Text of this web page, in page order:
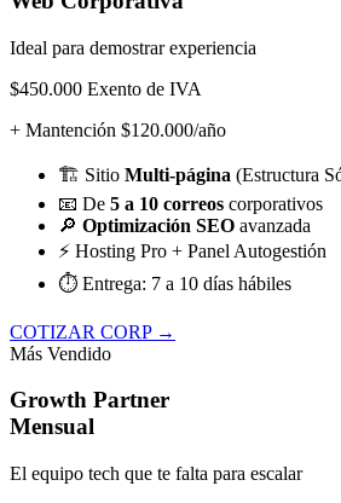
Ideal para demostrar experiencia
$450.000 Exento de IVA
+ Mantención $120.000/año
🏗️ Sitio Multi-página (Estructura
📧 De 5 a 10 correos corporativos
🔎 Optimización SEO avanzada
⚡ Hosting Pro + Panel Autogestión
⏱️ Entrega: 7 a 10 días hábiles
COTIZAR CORP →
Más Vendido
Growth Partner
Mensual
El equipo tech que te falta para escalar